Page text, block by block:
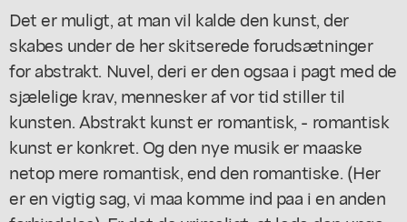
Det er muligt, at man vil kalde den kunst, der
skabes under de her skitserede forudsætninger
for abstrakt. Nuvel, deri er den ogsaa i pagt med de
sjælelige krav, mennesker af vor tid stiller til
kunsten. Abstrakt kunst er romantisk, - romantisk
kunst er konkret. Og den nye musik er maaske
netop mere romantisk, end den romantiske. (Her
er en vigtig sag, vi maa komme ind paa i en anden